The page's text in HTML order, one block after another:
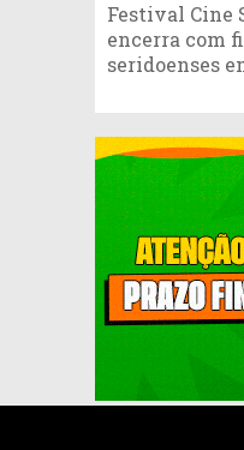
Festival Cine
encerra com
seridoenses